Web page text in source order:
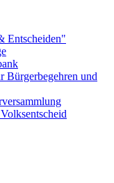
Entscheiden"
Bürgerbegehren und